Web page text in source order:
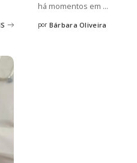
há momentos em ...
Posted
por Bárbara Oliveira